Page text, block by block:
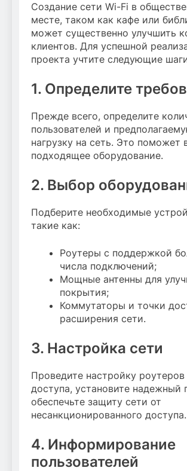
Создание сети Wi-Fi в
месте, таком как кафе или
может существенно улучшить
клиентов. Для успешной
проекта учтите следующие
1. Определите
Прежде всего, определите
пользователей и
нагрузку на сеть. Это поможет
подходящее оборудование.
2. Выбор
Подберите необходимые
такие как:
Роутеры с поддержкой
числа подключений;
Мощные антенны для
покрытия;
Коммутаторы и точки
расширения сети.
3. Настройка сети
Проведите настройку роутеров
доступа, установите надежный
обеспечьте защиту сети от
несанкционированного доступа.
4. Информирование
пользователей